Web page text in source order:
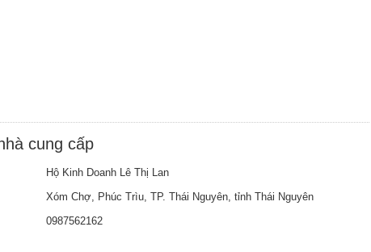
cung cấp
Hộ Kinh Doanh Lê Thị Lan
Xóm Chợ, Phúc Trìu, TP. Thái Nguyên, tỉnh Thái Nguyên
0987562162